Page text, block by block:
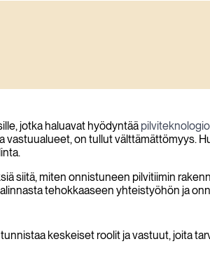
jotka haluavat hyödyntää
vastuualueet, on tullut välttämättömyys.
siitä, miten onnistuneen pilvitiimin
tehokkaaseen yhteistyöhön ja
keskeiset roolit ja vastuut, joita